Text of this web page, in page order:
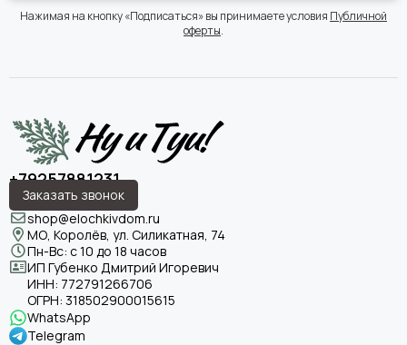
Нажимая на кнопку «Подписаться» вы принимаете условия Публичной
оферты.
+79257881231
Заказать звонок
shop@elochkivdom.ru
МО, Королёв, ул. Силикатная, 74
Пн-Вс: с 10 до 18 часов
ИП Губенко Дмитрий Игоревич
ИНН: 772791266706
ОГРН: 318502900015615
WhatsApp
Telegram